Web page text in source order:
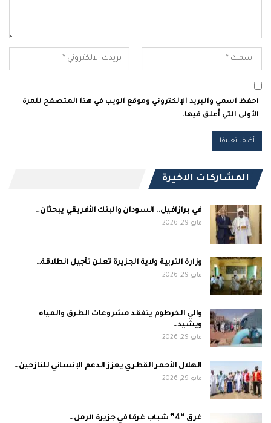
احفظ اسمي والبريد الإلكتروني وموقع الويب في هذا المتصفح للمرة
الأولى التي أعلق فيها.
المشاركات الاخيرة
في برازافيل.. السودان والبنك الأفريقي يبحثان…
مايو 29, 2026
وزارة التربية ولاية الجزيرة تعلن تأجيل انطلاقة…
مايو 29, 2026
والي الخرطوم يتفقد مشروعات الطرق والمياه
ويشيد…
مايو 29, 2026
الهلال الأحمر القطري يعزز الدعم الإنساني للنازحين…
مايو 29, 2026
غرق “4” شباب غرقا في جزيرة الرمل…